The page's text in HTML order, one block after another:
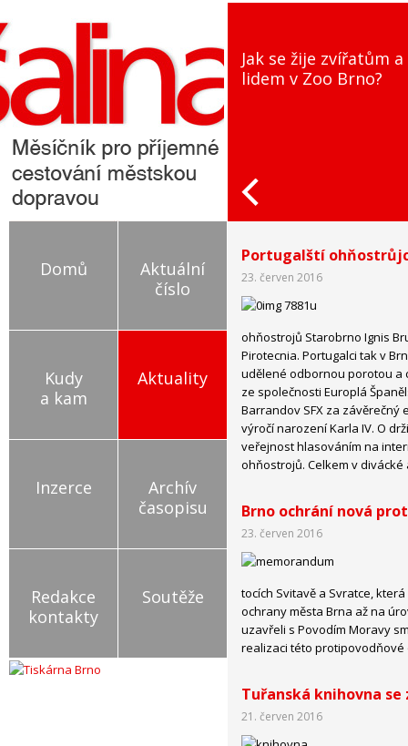
Jak se žije zvířatům a
lidem v Zoo Brno?
Domů
Aktuální
číslo
Kudy
a kam
Aktuality
Inzerce
Archív
časopisu
Redakce
kontakty
Soutěže
Portugalští
23. červen 2016
ohňostrojů Starobrno Ignis
Pirotecnia. Portugalci tak v
udělené odbornou porotou a
ze společnosti Europlá
Barrandov SFX za závěrečný
výročí narození Karla IV. O
veřejnost hlasováním na
ohňostrojů. Celkem v
Brno ochrání nová
23. červen 2016
tocích Svitavě a Svratce,
ochrany města Brna až na
uzavřeli s Povodím Moravy
realizaci této protipovodňové
Tuřanská knihovna
21. červen 2016